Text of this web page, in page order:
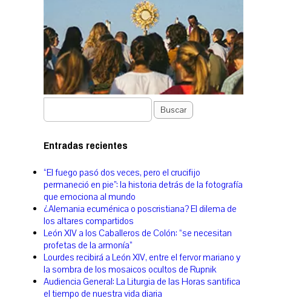
Buscar
Entradas recientes
“El fuego pasó dos veces, pero el crucifijo
permaneció en pie”: la historia detrás de la fotografía
que emociona al mundo
¿Alemania ecuménica o poscristiana? El dilema de
los altares compartidos
León XIV a los Caballeros de Colón: “se necesitan
profetas de la armonía”
Lourdes recibirá a León XIV, entre el fervor mariano y
la sombra de los mosaicos ocultos de Rupnik
Audiencia General: La Liturgia de las Horas santifica
el tiempo de nuestra vida diaria